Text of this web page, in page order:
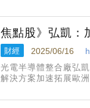
焦點股》弘凱：
財經 2025/06/16
光電半導體整合廠弘
解決方案加速拓展歐